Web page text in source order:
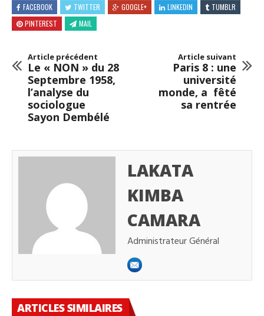
FACEBOOK TWITTER GOOGLE+ LINKEDIN
TUMBLR
PINTEREST
MAIL
Article précédent
Le « NON » du 28
Septembre 1958,
l’analyse du
sociologue
Sayon Dembélé
Article suivant
Paris 8 : une
université
monde, a fêté
sa rentrée
LAKATA
KIMBA
CAMARA
Administrateur Général
ARTICLES SIMILAIRES